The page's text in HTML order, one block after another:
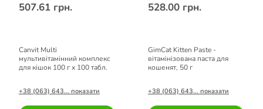
507.61 грн.
Canvit Multi
мультивітамінний комплекс
для кішок 100 г х 100 табл.
+38 (063) 643... показати
528.00 грн.
GimCat Kitten Paste -
вітамінізована паста для
кошенят, 50 г
+38 (063) 643... показати